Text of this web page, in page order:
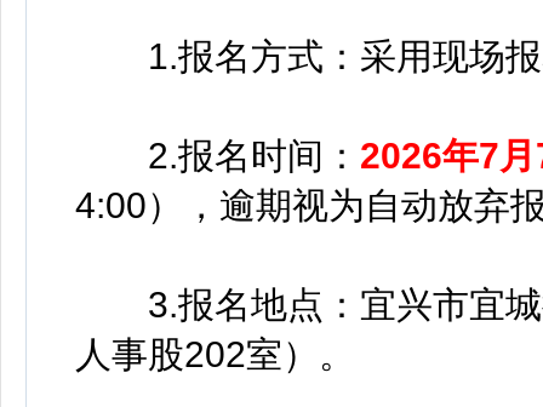
1.报名方式：采用现场报
2.报名时间： 2026年7
4:00），逾期视为自动放弃
3.报名地点：宜兴市宜城
人事股202室）。